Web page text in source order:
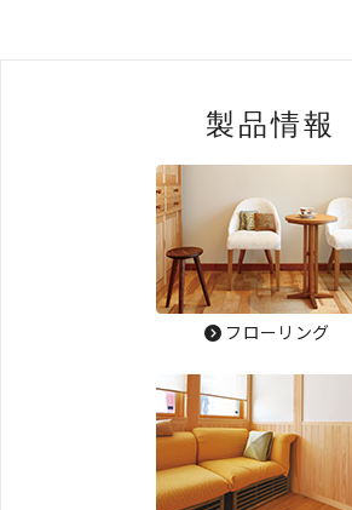
製品情報
フローリング